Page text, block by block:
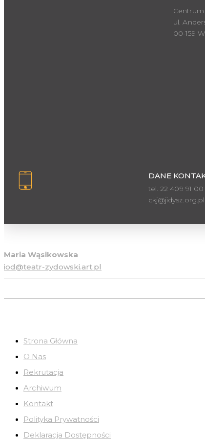
Centrum
ul.
00-159
DANE
tel. 22 409 91 00
ckj@jidysz.org.pl
Maria Wąsikowska
iod@teatr-zydowski.art.pl
Strona Główna
O Nas
Rekrutacja
Archiwum
Kontakt
Polityka Prywatności
Deklaracja Dostępności